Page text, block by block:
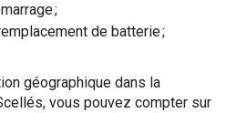
;
de batterie ;
géographique dans la
vous pouvez compter sur